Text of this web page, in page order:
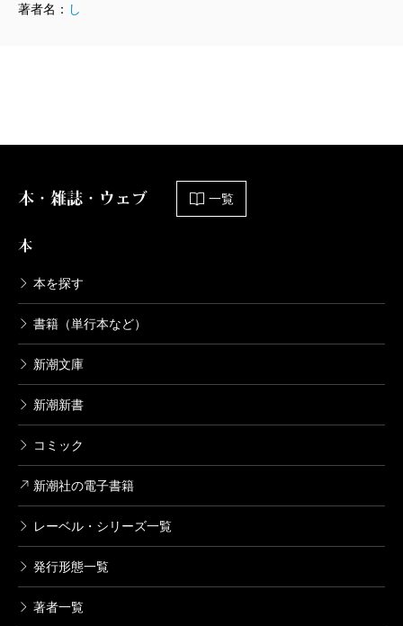
うどんの国の金色毛鞠 3巻
2013/06/07
うどんの国の金色毛鞠 1巻
篠丸のどか／著
792円
著者名： し
本・雑誌・ウェブ 一覧
本
本を探す
書籍（単行本など）
新潮文庫
新潮新書
コミック
新潮社の電子書籍
レーベル・シリーズ一覧
発行形態一覧
著者一覧